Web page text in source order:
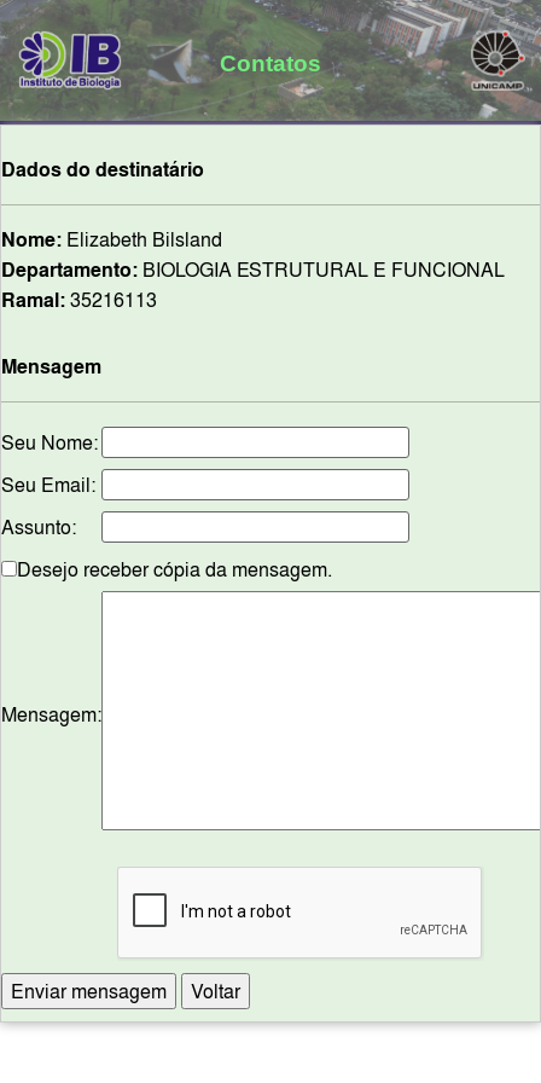
Contatos
Dados do destinatário
Nome: Elizabeth Bilsland
Departamento: BIOLOGIA ESTRUTURAL E FUNCIONAL
Ramal:35216113
Mensagem
Seu Nome:
Seu Email:
Assunto:
Desejo receber cópia da mensagem.
Mensagem: